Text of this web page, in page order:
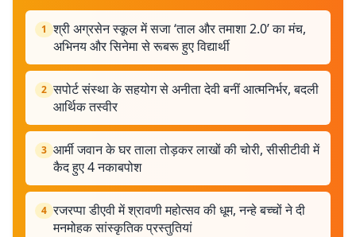
1 श्री अग्रसेन स्कूल में सजा ‘ताल और तमाशा 2.0’ का मंच,
अभिनय और सिनेमा से रूबरू हुए विद्यार्थी
2 सपोर्ट संस्था के सहयोग से अनीता देवी बनीं आत्मनिर्भर, बदली
आर्थिक तस्वीर
3 आर्मी जवान के घर ताला तोड़कर लाखों की चोरी, सीसीटीवी में
कैद हुए 4 नकाबपोश
4 रजरप्पा डीएवी में श्रावणी महोत्सव की धूम, नन्हे बच्चों ने दी
मनमोहक सांस्कृतिक प्रस्तुतियां